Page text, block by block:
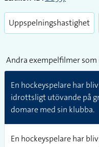
Uppspelningshastighet
Andra exempelfilmer
En hockeyspelare har
idrottsligt utövande på
domare med sin klubba.
En hockeyspelare har